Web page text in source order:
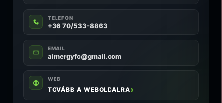
TELEFON
+36 70/533-8863
EMAIL
airnergyfc@gmail.com
WEB
TOVÁBB A WEBOLDALRA